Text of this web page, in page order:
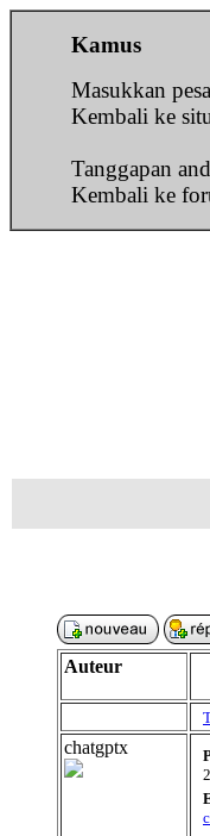
Kamus
Masukkan
Kembali ke
Tanggapan
Kembali ke
Auteur
chatgptx